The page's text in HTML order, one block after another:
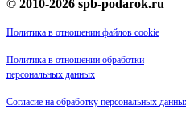
© 2010-2026 spb-podarok.ru
Политика в отношении файлов cookie
Политика в отношении обработки
персональных данных
Согласие на обработку персональных